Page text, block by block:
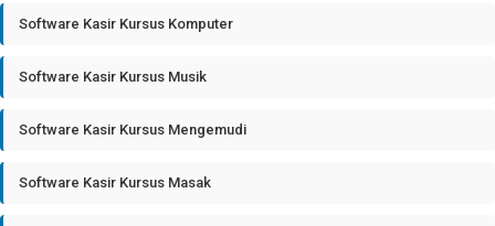
Software Kasir Kursus Komputer
Software Kasir Kursus Musik
Software Kasir Kursus Mengemudi
Software Kasir Kursus Masak